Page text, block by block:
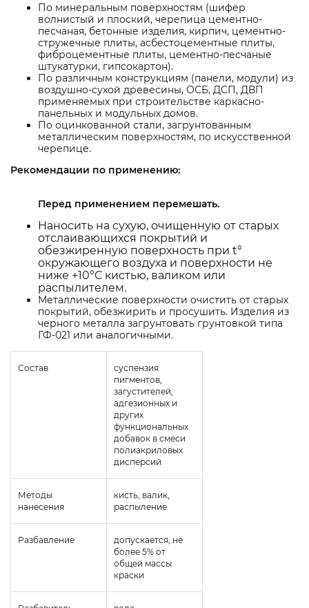
По минеральным поверхностям (шифер
волнистый и плоский, черепица цементно-
песчаная, бетонные изделия, кирпич, цементно-
стружечные плиты, асбестоцементные плиты,
фиброцементные плиты, цементно-песчаные
штукатурки, гипсокартон).
По различным конструкциям (панели, модули) из
воздушно-сухой древесины, ОСБ, ДСП, ДВП
применяемых при строительстве каркасно-
панельных и модульных домов.
По оцинкованной стали, загрунтованным
металлическим поверхностям, по искусственной
черепице.
Рекомендации по применению:
Перед применением перемешать.
Наносить на сухую, очищенную от старых
отслаивающихся покрытий и
обезжиренную поверхность при t°
окружающего воздуха и поверхности не
ниже +10°С кистью, валиком или
распылителем.
Металлические поверхности очистить от старых
покрытий, обезжирить и просушить. Изделия из
черного металла загрунтовать грунтовкой типа
ГФ-021 или аналогичными.
Состав
суспензия
пигментов,
загустителей,
адгезионных и
других
функциональных
добавок в смеси
полиакриловых
дисперсий
Методы
нанесения
кисть, валик,
распыление
Разбавление
допускается, не
более 5% от
общей массы
краски